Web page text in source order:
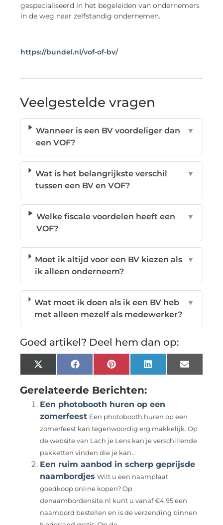
gespecialiseerd in het begeleiden van ondernemers
in de weg naar zelfstandig ondernemen.
https://bundel.nl/vof-of-bv/
Veelgestelde vragen
Wanneer is een BV voordeliger dan
een VOF?
▼
Wat is het belangrijkste verschil
tussen een BV en VOF?
▼
Welke fiscale voordelen heeft een
VOF?
▼
Moet ik altijd voor een BV kiezen als
ik alleen onderneem?
▼
Wat moet ik doen als ik een BV heb
met alleen mezelf als medewerker?
▼
Goed artikel? Deel hem dan op:
X
(Twitter)
FacebookPinterestLinkedInEmail
Gerelateerde Berichten:
Een photobooth huren op een
zomerfeest Een photobooth huren op een
zomerfeest kan tegenwoordig erg makkelijk. Op
de website van Lach je Lens kan je verschillende
pakketten vinden die je kan...
Een ruim aanbod in scherp geprijsde
naambordjes Wilt u een naamplaat
goedkoop online kopen? Op
denaambordensite.nl kunt u vanaf €4,95 een
naambord bestellen en is de verzending binnen